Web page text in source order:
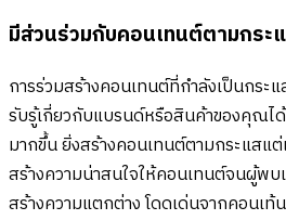
มีส่วนร่วมกับคอนเทนต์ตามกระ
การร่วมสร้างคอนเทนต์ที่กำลังเป็นกระ
รับรู้เกี่ยวกับแบรนด์หรือสินค้าของคุณไ
มากขึ้น ยิ่งสร้างคอนเทนต์ตามกระแสแ
สร้างความน่าสนใจให้คอนเทนต์จนผู้พ
สร้างความแตกต่าง โดดเด่นจากคอนเท้